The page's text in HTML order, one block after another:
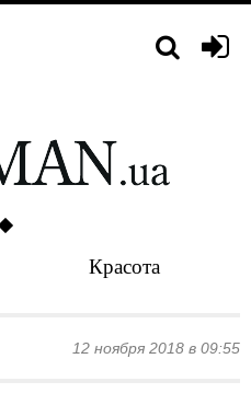
Красота
12 ноября 2018 в 09:55